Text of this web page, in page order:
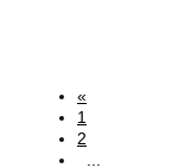
«
1
2
...